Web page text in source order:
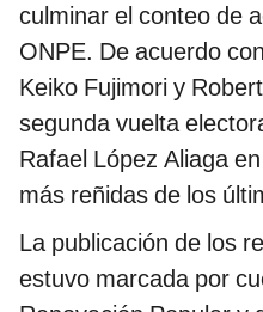
culminar el conteo de
ONPE. De acuerdo
Keiko Fujimori y
segunda vuelta
Rafael López Aliaga
más reñidas de los
La publicación de los
estuvo marcada por